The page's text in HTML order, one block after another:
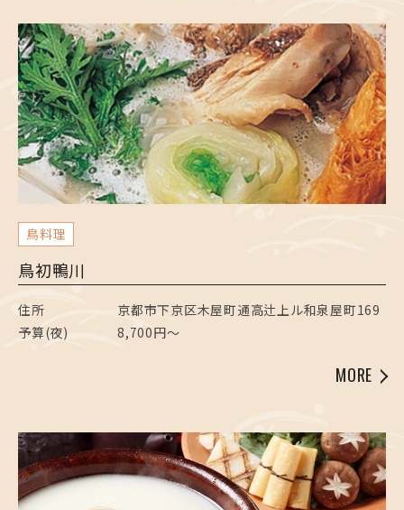
鳥料理
鳥初鴨川
住所
京都市下京区木屋町通高辻上ル和泉屋町169
予算(夜)
8,700円〜
MORE